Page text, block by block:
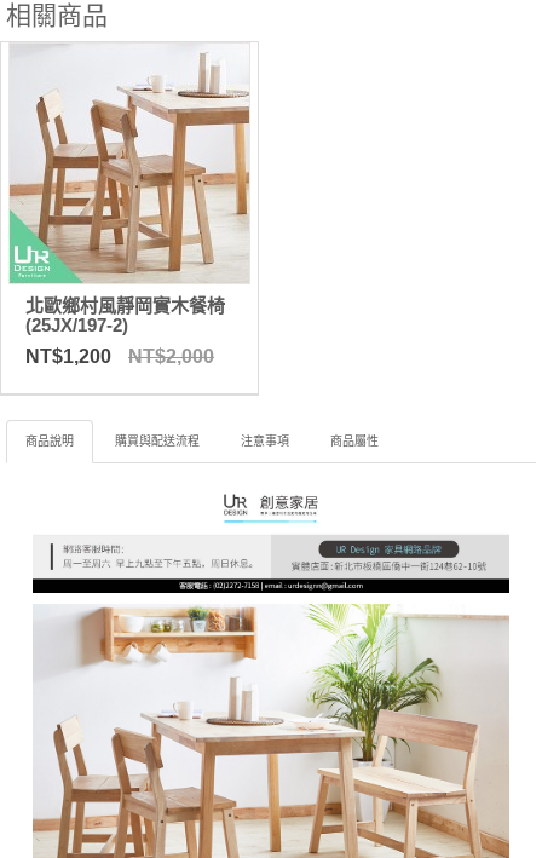
相關商品
北歐鄉村風靜岡實木餐椅
(25JX/197-2)
NT$1,200
NT$2,000
商品說明 購買與配送流程 注意事項 商品屬性